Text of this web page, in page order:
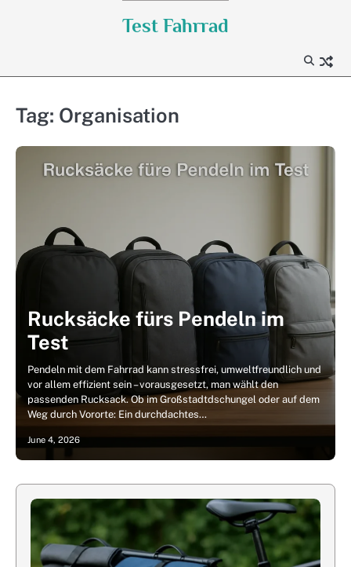
Test Fahrrad
Tag: Organisation
Rucksäcke fürs Pendeln im
Test
Pendeln mit dem Fahrrad kann stressfrei, umweltfreundlich und
vor allem effizient sein – vorausgesetzt, man wählt den
passenden Rucksack. Ob im Großstadtdschungel oder auf dem
Weg durch Vororte: Ein durchdachtes…
June 4, 2026